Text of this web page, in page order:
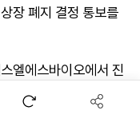
장 폐지 결정 통보를
엘에스바이오에서 진
가 있는 의약품 파악